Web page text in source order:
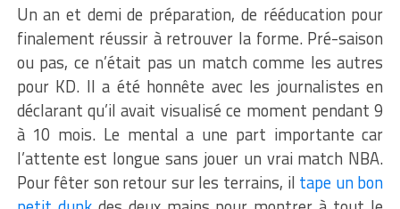
Un an et demi de préparation, de rééducation pour
finalement réussir à retrouver la forme. Pré-saison
ou pas, ce n’était pas un match comme les autres
pour KD. Il a été honnête avec les journalistes en
déclarant qu’il avait visualisé ce moment pendant 9
à 10 mois. Le mental a une part importante car
l’attente est longue sans jouer un vrai match NBA.
Pour fêter son retour sur les terrains, il tape un bon